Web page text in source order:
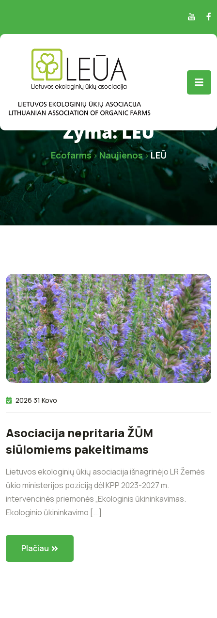
Žyma:LEŪ
Ecofarms>Naujienos>LEŪ
2026 31 Kovo
Asociacija nepritaria ŽŪM
siūlomiems pakeitimams
Lietuvos ekologinių ūkių asociacija išnagrinėjo LR Žemės
ūkio ministerijos poziciją dėl KPP 2023-2027 m.
intervencinės priemonės „Ekologinis ūkininkavimas.
Ekologinio ūkininkavimo [...]
Plačiau